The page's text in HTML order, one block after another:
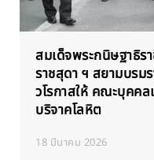
สมเด็จพระกนิษฐาธิร
ราชสุดา ฯ สยามบรม
วโรกาสให้ คณะบุคค
บริจาคโลหิต
18 มีนาคม 2026